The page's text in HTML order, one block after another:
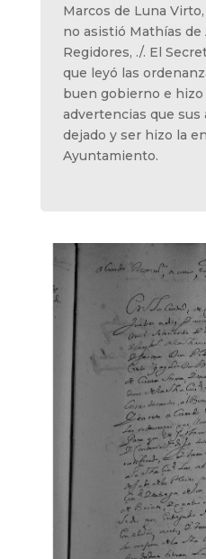
Marcos de Luna
no asistió Mathías de
Regidores, ./. El
que leyó las
buen gobierno e
advertencias que
dejado y ser hizo la
Ayuntamiento.